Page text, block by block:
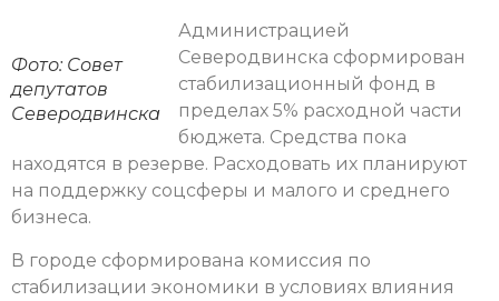
Фото: Совет
депутатов
Северодвинска
Администрацией
Северодвинска сформирован
стабилизационный фонд в
пределах 5% расходной части
бюджета. Средства пока
находятся в резерве. Расходовать их планируют
на поддержку соцсферы и малого и среднего
бизнеса.
В городе сформирована комиссия по
стабилизации экономики в условиях влияния